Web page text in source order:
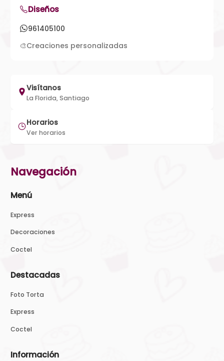
Diseños
961405100
🎨Creaciones personalizadas
Visítanos
La Florida, Santiago
Horarios
Ver horarios
Navegación
Menú
Express
Decoraciones
Coctel
Destacadas
Foto Torta
Express
Coctel
Información